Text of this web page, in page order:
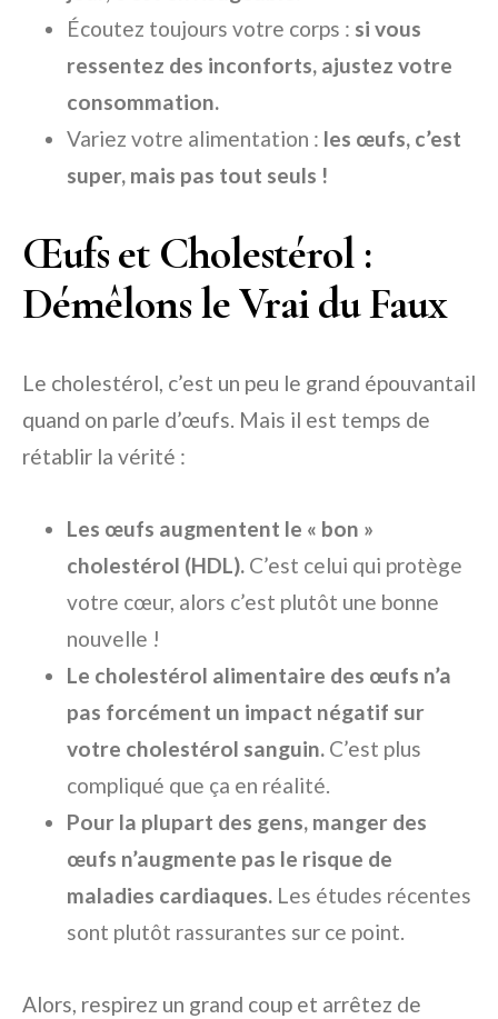
Écoutez toujours votre corps : si vous
ressentez des inconforts, ajustez votre
consommation.
Variez votre alimentation : les œufs, c’est
super, mais pas tout seuls !
Œufs et Cholestérol :
Démêlons le Vrai du Faux
Le cholestérol, c’est un peu le grand épouvantail
quand on parle d’œufs. Mais il est temps de
rétablir la vérité :
Les œufs augmentent le « bon »
cholestérol (HDL). C’est celui qui protège
votre cœur, alors c’est plutôt une bonne
nouvelle !
Le cholestérol alimentaire des œufs n’a
pas forcément un impact négatif sur
votre cholestérol sanguin. C’est plus
compliqué que ça en réalité.
Pour la plupart des gens, manger des
œufs n’augmente pas le risque de
maladies cardiaques. Les études récentes
sont plutôt rassurantes sur ce point.
Alors, respirez un grand coup et arrêtez de